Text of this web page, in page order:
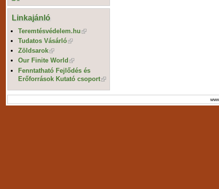
Linkajánló
Teremtésvédelem.hu
Tudatos Vásárló
Zöldsarok
Our Finite World
Fenntatható Fejlődés és
Erőforrások Kutató csoport